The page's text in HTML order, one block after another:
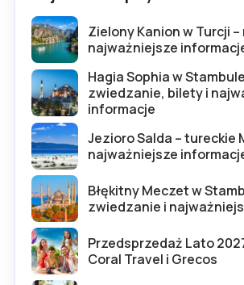
Zielony Kanion w Turcji –
najważniejsze
Hagia Sophia w
zwiedzanie, bilety i
informacje
Jezioro Salda – tureckie
najważniejsze
Błękitny Meczet w
zwiedzanie i
Przedsprzedaż Lato
Coral Travel i Grecos